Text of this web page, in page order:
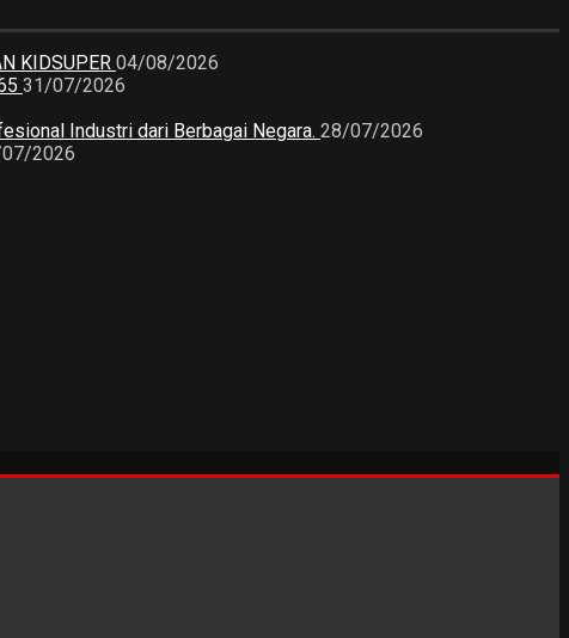
KIDSUPER 04/08/2026
31/07/2026
Industri dari Berbagai Negara. 28/07/2026
2026